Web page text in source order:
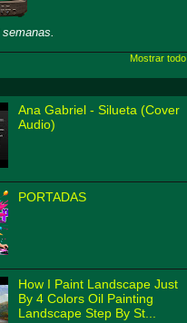
Mostrar todo
Ana Gabriel - Silueta (Cover
Audio)
PORTADAS
How I Paint Landscape Just
By 4 Colors Oil Painting
Landscape Step By St...